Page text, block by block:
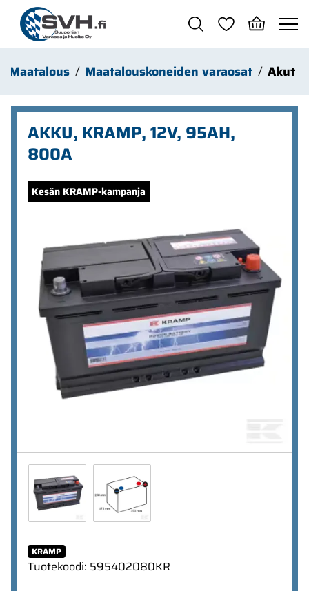
Siirry pääsisältöön
Maatalous Maatalouskoneiden varaosat Akut
AKKU, KRAMP, 12V, 95AH,
800A
Kesän KRAMP-kampanja
Ohita kuvat
KRAMP
Tuotekoodi: 595402080KR